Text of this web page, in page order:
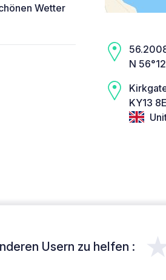
Wetter
N
KY13
Usern zu helfen :